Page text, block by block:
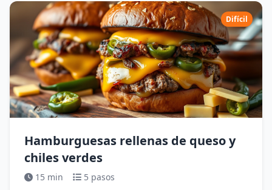
Difícil
Hamburguesas rellenas de queso y
chiles verdes
15 min
5 pasos